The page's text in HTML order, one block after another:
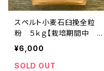
スペルト小麦石臼挽全粒
粉 ５ｋｇ【栽培期間中 農
薬・化学肥料不使用】
¥6,000
SOLD OUT